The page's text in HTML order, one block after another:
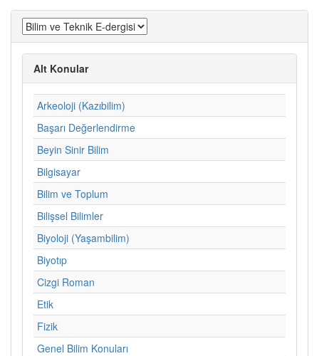
Alt Konular
Arkeoloji (Kazıbilim)
Başarı Değerlendirme
Beyin Sinir Bilim
Bilgisayar
Bilim ve Toplum
Bilişsel Bilimler
Biyoloji (Yaşambilim)
Biyotıp
Cizgi Roman
Etik
Fizik
Genel Bilim Konuları